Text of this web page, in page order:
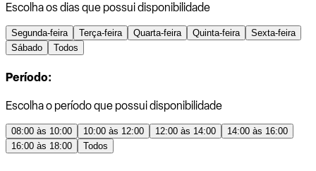
Escolha os dias que possui disponibilidade
Segunda-feira Terça-feira Quarta-feira Quinta-feira
Sexta-feira
Sábado
Todos
Período:
Escolha o período que possui disponibilidade
08:00 às 10:00 10:00 às 12:00 12:00 às 14:00
14:00 às 16:00
16:00 às 18:00
Todos